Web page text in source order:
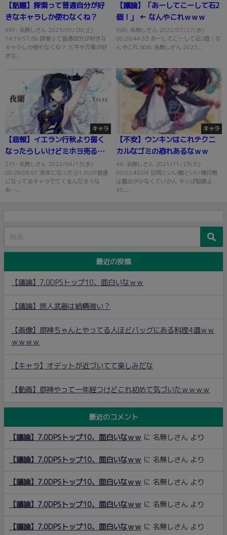
【話題】探索って普通自分が好
きなキャラしか使わなくね？
961: 名無しさん 2023/01/28(土)
14:19:57.69 探索って普通自分が好きな
キャラしか使わなくね？ 三平や万葉が好
きな...
【議論】「あーしてこーして石2
個！」 ← なんやこれｗｗｗ
598: 名無しさん 2022/07/27(水)
08:26:44.53 あーしてこーして石2個！な
んやこれ 606: 名無しさん 2022...
キャラ
【悲報】イエラン行秋より弱く
なったらしいけどミホヨ売る気
あるのｗｗ
271: 名無しさん 2022/04/13(水)
08:29:06.91 来年になったら1.5Uが普通
になってるキャラでてくるんだろうな
あ…...
キャラ
【不安】ウンキンはこれテクニ
カルなゴミの恐れあるなｗｗ
44: 名無しさん 2021/11/23(火)
09:02:46.04 甘雨といい鶴といい璃月勢
は露出が少なくていかん やっぱ稲妻よ
45:...
最近の投稿
【議論】7.0DPSトップ10、面白いなｗｗ
【議論】旅人武器は結構強い？
【画像】原神ちゃんとやってる人ほどバッグにある料理4選ｗｗ
ｗｗｗｗ
【キャラ】オデットが近づいてて楽しみだな
【動画】原神やって一年経つけどこれ初めて気づいたｗｗｗｗ
最近のコメント
【議論】7.0DPSトップ10、面白いなｗｗ に 名無しさん より
【議論】7.0DPSトップ10、面白いなｗｗ に 名無しさん より
【議論】7.0DPSトップ10、面白いなｗｗ に 名無しさん より
【議論】7.0DPSトップ10、面白いなｗｗ に 名無しさん より
【議論】7.0DPSトップ10、面白いなｗｗ に 名無しさん より